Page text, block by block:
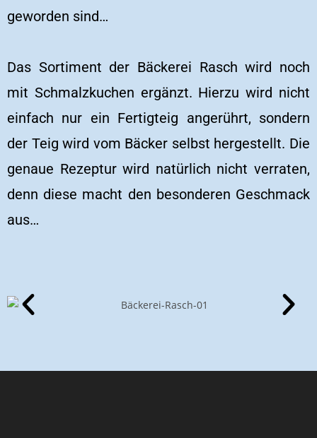
geworden sind…
Das Sortiment der Bäckerei Rasch wird noch
mit Schmalzkuchen ergänzt. Hierzu wird nicht
einfach nur ein Fertigteig angerührt, sondern
der Teig wird vom Bäcker selbst hergestellt. Die
genaue Rezeptur wird natürlich nicht verraten,
denn diese macht den besonderen Geschmack
aus…